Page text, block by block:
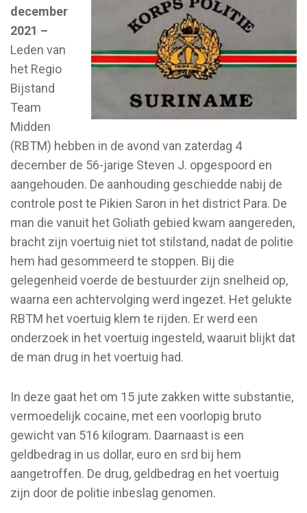
december
2021 –
Leden van
het Regio
Bijstand
Team
Midden
(RBTM) hebben in de avond van zaterdag 4
december de 56-jarige Steven J. opgespoord en
aangehouden. De aanhouding geschiedde nabij de
controle post te Pikien Saron in het district Para. De
man die vanuit het Goliath gebied kwam aangereden,
bracht zijn voertuig niet tot stilstand, nadat de politie
hem had gesommeerd te stoppen. Bij die
gelegenheid voerde de bestuurder zijn snelheid op,
waarna een achtervolging werd ingezet. Het gelukte
RBTM het voertuig klem te rijden. Er werd een
onderzoek in het voertuig ingesteld, waaruit blijkt dat
de man drug in het voertuig had.
In deze gaat het om 15 jute zakken witte substantie,
vermoedelijk cocaine, met een voorlopig bruto
gewicht van 516 kilogram. Daarnaast is een
geldbedrag in us dollar, euro en srd bij hem
aangetroffen. De drug, geldbedrag en het voertuig
zijn door de politie inbeslag genomen.